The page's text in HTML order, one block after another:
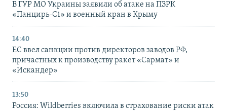
В ГУР МО Украины заявили об атаке на ПЗРК
«Панцирь-С1» и военный кран в Крыму
14:40
ЕС ввел санкции против директоров заводов РФ,
причастных к производству ракет «Сармат» и
«Искандер»
13:50
Россия: Wildberries включила в страхование риски атак